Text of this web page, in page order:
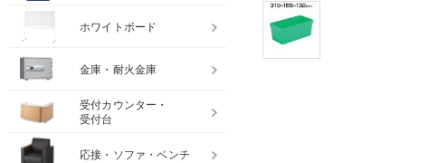
ホワイトボード
金庫・耐火金庫
受付カウンター・
受付台
応接・ソファ・ベンチ